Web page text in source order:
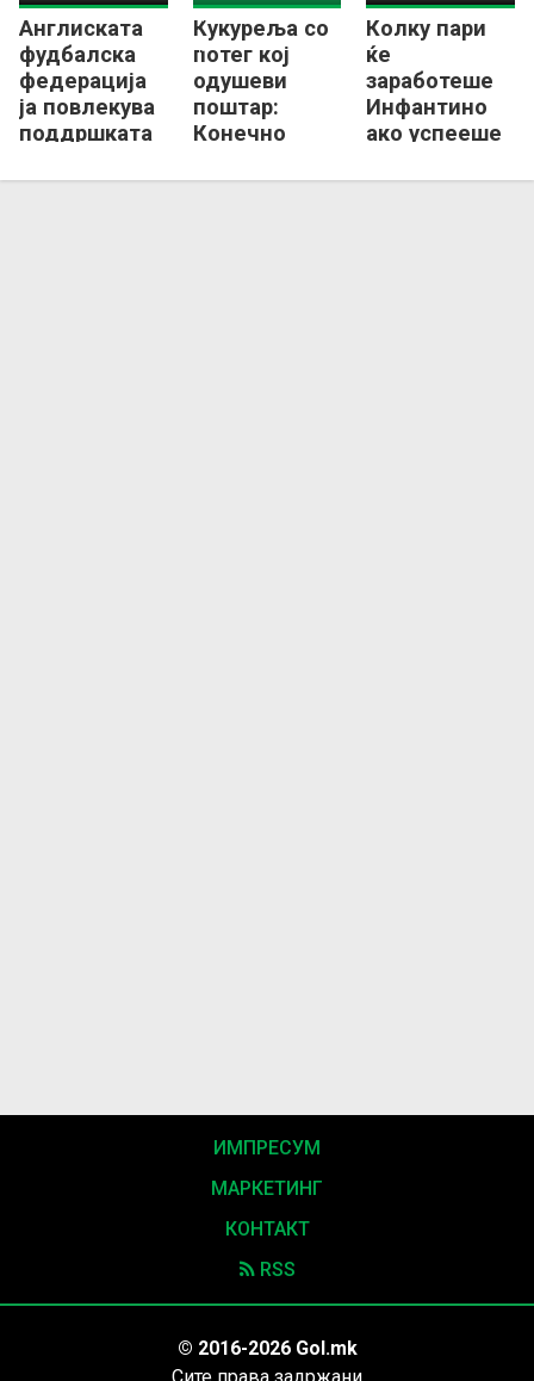
Англиската
фудбалска
федерација
ја повлекува
поддршката
Инфантино!
Кукуреља со
потег кој
одушеви
поштар:
Конечно
со медал од
Шпанија
Колку пари
ќе
заработеше
Инфантино
ако успееше
„продаде
ИМПРЕСУМ
МАРКЕТИНГ
КОНТАКТ
RSS
© 2016-2026 Gol.mk
Сите права задржани